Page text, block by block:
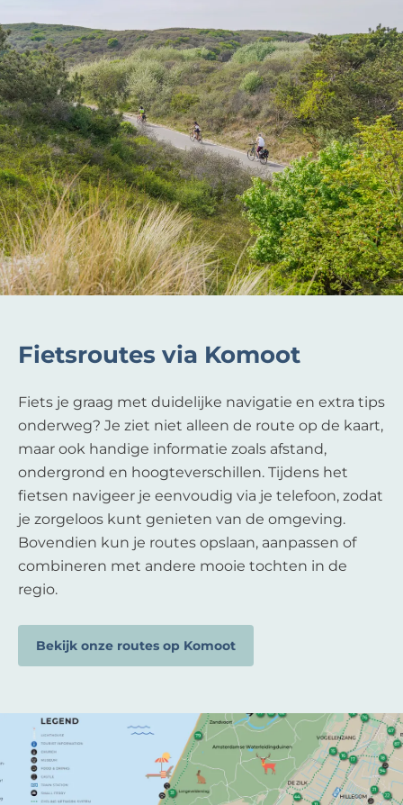
Fietsroutes via Komoot
Fiets je graag met duidelijke navigatie en extra tips
onderweg? Je ziet niet alleen de route op de kaart,
maar ook handige informatie zoals afstand,
ondergrond en hoogteverschillen. Tijdens het
fietsen navigeer je eenvoudig via je telefoon, zodat
je zorgeloos kunt genieten van de omgeving.
Bovendien kun je routes opslaan, aanpassen of
combineren met andere mooie tochten in de
regio.
Bekijk onze routes op Komoot